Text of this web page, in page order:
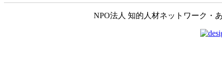
NPO法人 知的人材ネットワーク・